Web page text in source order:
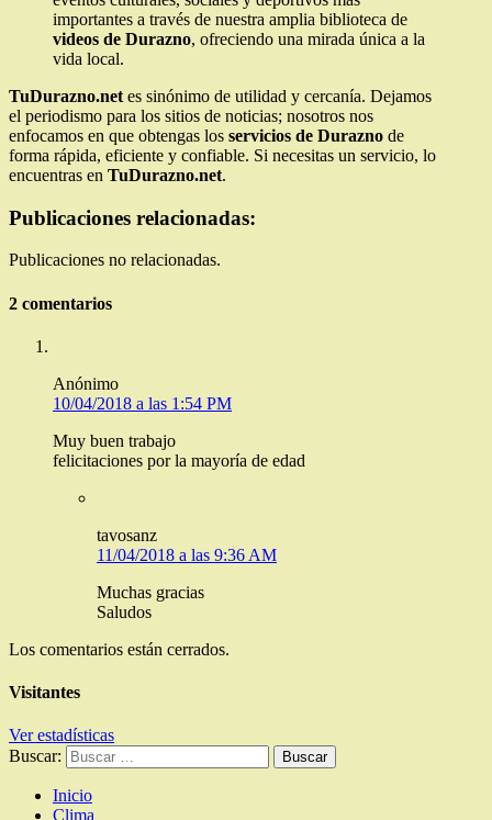
importantes a través de nuestra amplia biblioteca de
videos de Durazno, ofreciendo una mirada única a la
vida local.
TuDurazno.net es sinónimo de utilidad y cercanía. Dejamos
el periodismo para los sitios de noticias; nosotros nos
enfocamos en que obtengas los servicios de Durazno de
forma rápida, eficiente y confiable. Si necesitas un servicio, lo
encuentras en TuDurazno.net.
Publicaciones relacionadas:
Publicaciones no relacionadas.
2 comentarios
Anónimo
10/04/2018 a las 1:54 PM
Muy buen trabajo
felicitaciones por la mayoría de edad
tavosanz
11/04/2018 a las 9:36 AM
Muchas gracias
Saludos
Los comentarios están cerrados.
Visitantes
Ver estadísticas
Buscar:
Inicio
Clima